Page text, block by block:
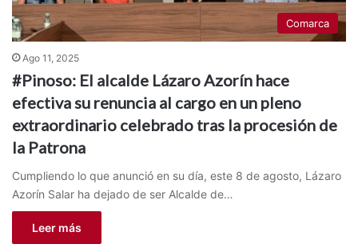
Comarca
Ago 11, 2025
#Pinoso: El alcalde Lázaro Azorín hace
efectiva su renuncia al cargo en un pleno
extraordinario celebrado tras la procesión de
la Patrona
Cumpliendo lo que anunció en su día, este 8 de agosto, Lázaro
Azorín Salar ha dejado de ser Alcalde de…
Leer más